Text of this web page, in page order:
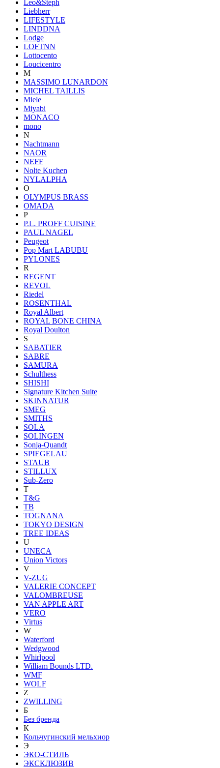
Leo&Steph
Liebherr
LIFESTYLE
LINDDNA
Lodge
LOFTNN
Lottocento
Loucicentro
M
MASSIMO LUNARDON
MICHEL TAILLIS
Miele
Miyabi
MONACO
mono
N
Nachtmann
NAOR
NEFF
Nolte Kuchen
NYLALPHA
O
OLYMPUS BRASS
OMADA
P
P.L. PROFF CUISINE
PAUL NAGEL
Peugeot
Pop Mart LABUBU
PYLONES
R
REGENT
REVOL
Riedel
ROSENTHAL
Royal Albert
ROYAL BONE CHINA
Royal Doulton
S
SABATIER
SABRE
SAMURA
Schulthess
SHISHI
Signature Kitchen Suite
SKINNATUR
SMEG
SMITHS
SOLA
SOLINGEN
Sonja-Quandt
SPIEGELAU
STAUB
STILLUX
Sub-Zero
T
T&G
TB
TOGNANA
TOKYO DESIGN
TREE IDEAS
U
UNECA
Union Victors
V
V-ZUG
VALERIE CONCEPT
VALOMBREUSE
VAN APPLE ART
VERO
Virtus
W
Waterford
Wedgwood
Whirlpool
William Bounds LTD.
WMF
WOLF
Z
ZWILLING
Б
Без бренда
К
Кольчугинский мельхиор
Э
ЭКО-СТИЛЬ
ЭКСКЛЮЗИВ